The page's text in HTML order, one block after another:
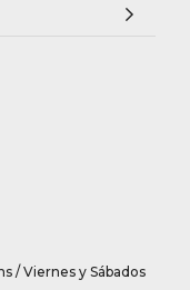
/ Viernes y Sábados